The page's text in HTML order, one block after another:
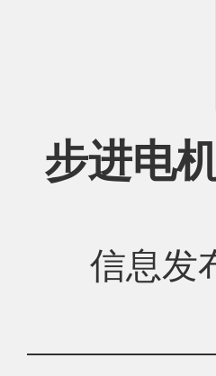
步进电
信息发